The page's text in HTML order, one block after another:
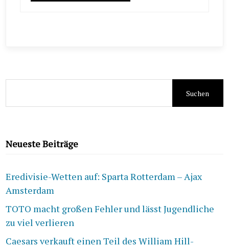
Neueste Beiträge
Eredivisie-Wetten auf: Sparta Rotterdam – Ajax
Amsterdam
TOTO macht großen Fehler und lässt Jugendliche
zu viel verlieren
Caesars verkauft einen Teil des William Hill-